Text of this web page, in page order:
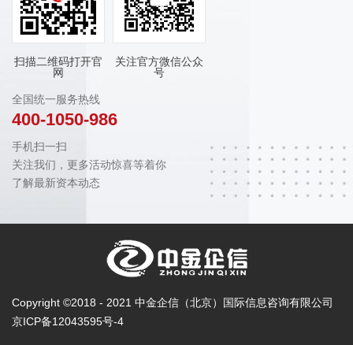
扫描二维码打开官
网
关注官方微信公众
号
全国统一服务热线
400-1050-986
手机扫一扫
关注我们，更多活动惊喜等着你
了解最新资本动态
Copyright ©2018 - 2021 中金企信（北京）国际信息咨询有限公司
京ICP备12043595号-4